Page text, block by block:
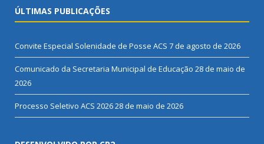
ÚLTIMAS PUBLICAÇÕES
Convite Especial Solenidade de Posse ACS 7 de agosto de 2026
Comunicado da Secretaria Municipal de Educação 28 de maio de
2026
Processo Seletivo ACS 202628 de maio de 2026